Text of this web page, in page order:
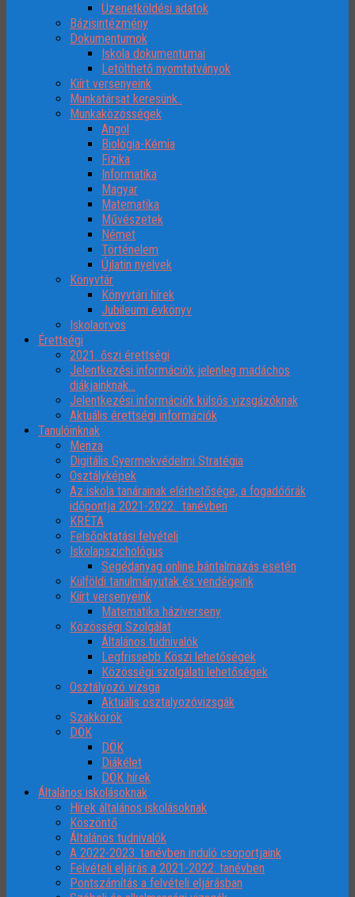
Üzenetköldési adatok
Bázisintézmény
Dokumentumok
Iskola dokumentumai
Letölthető nyomtatványok
Kiírt versenyeink
Munkatársat keresünk..
Munkaközösségek
Angol
Biológia-Kémia
Fizika
Informatika
Magyar
Matematika
Művészetek
Német
Történelem
Újlatin nyelvek
Könyvtár
Könyvtári hírek
Jubileumi évkönyv
Iskolaorvos
Érettségi
2021. őszi érettségi
Jelentkezési információk jelenleg madáchos
diákjainknak…
Jelentkezési információk külsős vizsgázóknak
Aktuális érettségi információk
Tanulóinknak
Menza
Digitális Gyermekvédelmi Stratégia
Osztályképek
Az iskola tanárainak elérhetősége, a fogadóórák
időpontja 2021-2022. tanévben
KRÉTA
Felsőoktatási felvételi
Iskolapszichológus
Segédanyag online bántalmazás esetén
Külföldi tanulmányutak és vendégeink
Kiírt versenyeink
Matematika háziverseny
Közösségi Szolgálat
Általános tudnivalók
Legfrissebb Köszi lehetőségek
Közösségi szolgálati lehetőségek
Osztályozó vizsga
Aktuális osztalyozóvizsgák
Szakkörök
DÖK
DÖK
Diákélet
DÖK hírek
Általános iskolásoknak
Hírek általános iskolásoknak
Köszöntő
Általános tudnivalók
A 2022-2023. tanévben induló csoportjaink
Felvételi eljárás a 2021-2022. tanévben
Pontszámítás a felvételi eljárásban